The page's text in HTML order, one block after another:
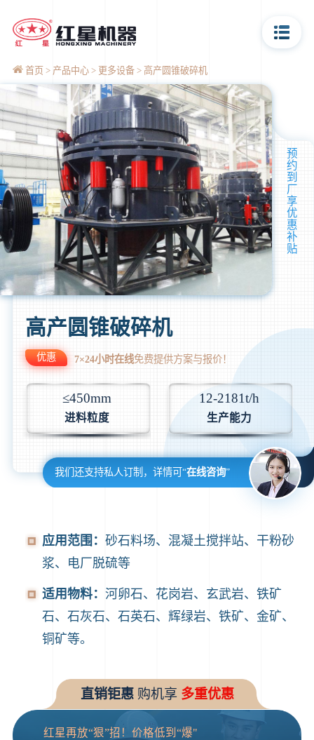
首页 产品中心 更多设备 高产圆锥破碎机
预
约
到
厂
享
优
惠
补
贴
高产圆锥破碎机
优惠 7×24小时在线免费提供方案与报价！
≤450mm
进料粒度
12-2181t/h
生产能力
我们还支持私人订制，详情可“在线咨询”
应用范围： 砂石料场、混凝土搅拌站、干粉砂
浆、电厂脱硫等
适用物料： 河卵石、花岗岩、玄武岩、铁矿
石、石灰石、石英石、辉绿岩、铁矿、金矿、
铜矿等。
直销钜惠购机享 多重优惠
红星再放“狠”招！价格低到“爆"